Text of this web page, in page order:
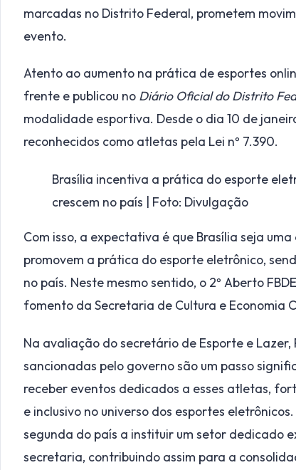
marcadas no Distrito Federal, prometem
evento.
Atento ao aumento na prática de esportes
frente e publicou no Diário Oficial do Distrito
modalidade esportiva. Desde o dia 10 de
reconhecidos como atletas pela Lei nº 7.390.
Brasília incentiva a prática do esporte
crescem no país | Foto: Divulgação
Com isso, a expectativa é que Brasília seja
promovem a prática do esporte eletrônico,
no país. Neste mesmo sentido, o 2º Aberto
fomento da Secretaria de Cultura e Economia
Na avaliação do secretário de Esporte e
sancionadas pelo governo são um passo
receber eventos dedicados a esses atletas,
e inclusivo no universo dos esportes
segunda do país a instituir um setor dedicado
secretaria, contribuindo assim para a